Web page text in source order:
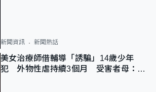
新聞資訊 新聞熱話
美女治療師借輔導「誘騙」14歲少年
犯 外物性虐持續3個月 受害者母：要